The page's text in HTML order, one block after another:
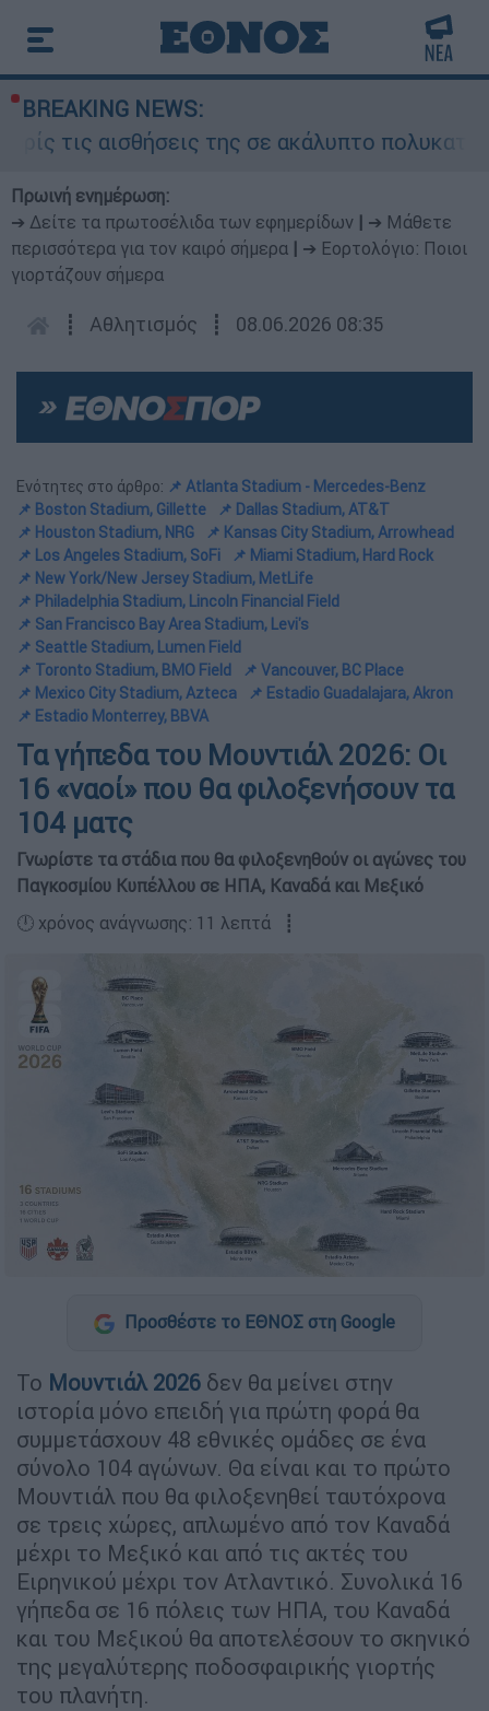
BREAKING NEWS:
της σε ακάλυπτο πολυκατοικίας στη
Πρωινή ενημέρωση:
➔ Δείτε τα πρωτοσέλιδα των εφημερίδων
➔ Μάθετε
περισσότερα για τον καιρό σήμερα
➔ Εορτολόγιο: Ποιοι
γιορτάζουν σήμερα
┋ Αθλητισμός ┋ 08.06.2026 08:35
Ενότητες στο άρθρο: 📌 Atlanta Stadium - Mercedes-Benz
📌 Boston Stadium, Gillette
📌 Dallas Stadium, AT&T
📌 Houston Stadium, NRG
📌 Kansas City Stadium, Arrowhead
📌 Los Angeles Stadium, SoFi
📌 Miami Stadium, Hard Rock
📌 New York/New Jersey Stadium, MetLife
📌 Philadelphia Stadium, Lincoln Financial Field
📌 San Francisco Bay Area Stadium, Levi's
📌 Seattle Stadium, Lumen Field
📌 Toronto Stadium, BMO Field
📌 Vancouver, BC Place
📌 Mexico City Stadium, Azteca
📌 Estadio Guadalajara, Akron
📌 Estadio Monterrey, BBVA
Τα γήπεδα του Μουντιάλ 2026: Οι
16 «ναοί» που θα φιλοξενήσουν τα
104 ματς
Γνωρίστε τα στάδια που θα φιλοξενηθούν οι αγώνες του
Παγκοσμίου Κυπέλλου σε ΗΠΑ, Καναδά και Μεξικό
🕛 χρόνος ανάγνωσης: 11 λεπτά ┋
Προσθέστε το ΕΘΝΟΣ στη Google
Το Μουντιάλ 2026 δεν θα μείνει στην
ιστορία μόνο επειδή για πρώτη φορά θα
συμμετάσχουν 48 εθνικές ομάδες σε ένα
σύνολο 104 αγώνων. Θα είναι και το πρώτο
Μουντιάλ που θα φιλοξενηθεί ταυτόχρονα
σε τρεις χώρες, απλωμένο από τον Καναδά
μέχρι το Μεξικό και από τις ακτές του
Ειρηνικού μέχρι τον Ατλαντικό. Συνολικά 16
γήπεδα σε 16 πόλεις των ΗΠΑ, του Καναδά
και του Μεξικού θα αποτελέσουν το σκηνικό
της μεγαλύτερης ποδοσφαιρικής γιορτής
του πλανήτη.